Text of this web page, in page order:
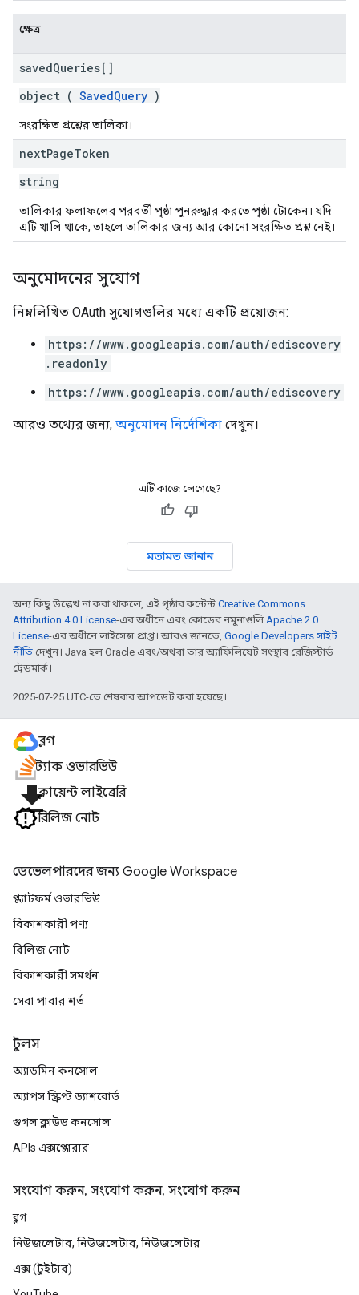
ক্ষেত্র
savedQueries[]
object ( SavedQuery )
সংরক্ষিত প্রশ্নের তালিকা।
nextPageToken
string
তালিকার ফলাফলের পরবর্তী পৃষ্ঠা পুনরুদ্ধার করতে পৃষ্ঠা টোকেন। যদি
এটি খালি থাকে, তাহলে তালিকার জন্য আর কোনো সংরক্ষিত প্রশ্ন নেই।
অনুমোদনের সুযোগ
নিম্নলিখিত OAuth সুযোগগুলির মধ্যে একটি প্রয়োজন:
https://www.googleapis.com/auth/ediscovery
.readonly
https://www.googleapis.com/auth/ediscovery
আরও তথ্যের জন্য, অনুমোদন নির্দেশিকা দেখুন।
এটি কাজে লেগেছে?
মতামত জানান
অন্য কিছু উল্লেখ না করা থাকলে, এই পৃষ্ঠার কন্টেন্ট Creative Commons
Attribution 4.0 License-এর অধীনে এবং কোডের নমুনাগুলিApache 2.0
License-এর অধীনে লাইসেন্স প্রাপ্ত। আরও জানতে, Google Developers সাইট
নীতি দেখুন। Java হল Oracle এবং/অথবা তার অ্যাফিলিয়েট সংস্থার রেজিস্টার্ড
ট্রেডমার্ক।
2025-07-25 UTC-তে শেষবার আপডেট করা হয়েছে।
ব্লগ
স্ট্যাক ওভারভিউ
file_downloadক্লায়েন্ট লাইব্রেরি
রিলিজ নোট
ডেভেলপারদের জন্য Google Workspace
প্ল্যাটফর্ম ওভারভিউ
বিকাশকারী পণ্য
রিলিজ নোট
বিকাশকারী সমর্থন
সেবা পাবার শর্ত
টুলস
অ্যাডমিন কনসোল
অ্যাপস স্ক্রিপ্ট ড্যাশবোর্ড
গুগল ক্লাউড কনসোল
APIs এক্সপ্লোরার
সংযোগ করুন, সংযোগ করুন, সংযোগ করুন
ব্লগ
নিউজলেটার, নিউজলেটার, নিউজলেটার
এক্স (টুইটার)